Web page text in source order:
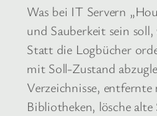
Was bei IT Servern
und Sauberkeit sein
Statt die Logbücher
mit Soll-Zustand
Verzeichnisse,
Bibliotheken, lösche